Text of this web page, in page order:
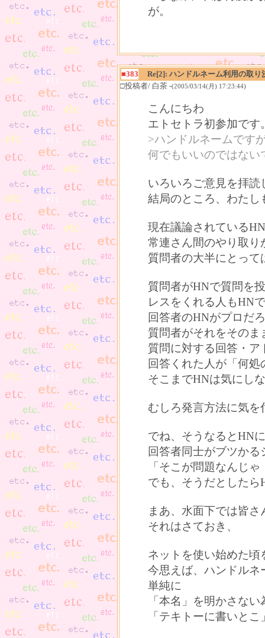
が。
■383
Re[2]: ハンドルネーム利用の取り
□投稿者/ 白茶 -(2005/03/14(月) 17:23:44)
こんにちわ
エトセトラ初参加です
>ハンドルネームです
何でもいいのではない
いろいろご意見を拝読
結局のところ、わたし
現在議論されている
常連さん間のやり取り
質問者の大半にとっ
質問者がHNで質問を
レスをくれる人もHN
回答者のHNがプロだ
質問者がそれをその
質問に対する回答・
回答くれた人が「何
そこまでHNは気にし
むしろ発言方法に気
でね、そうなるとHN
回答者同士がブツか
「そこが問題なんじ
でも、そうだとした
まあ、水面下では皆
それはさておき、
ネットを使い始めた
今思えば、ハンドルネ
単純に
「本名」を明かさな
「テキトーに書いと